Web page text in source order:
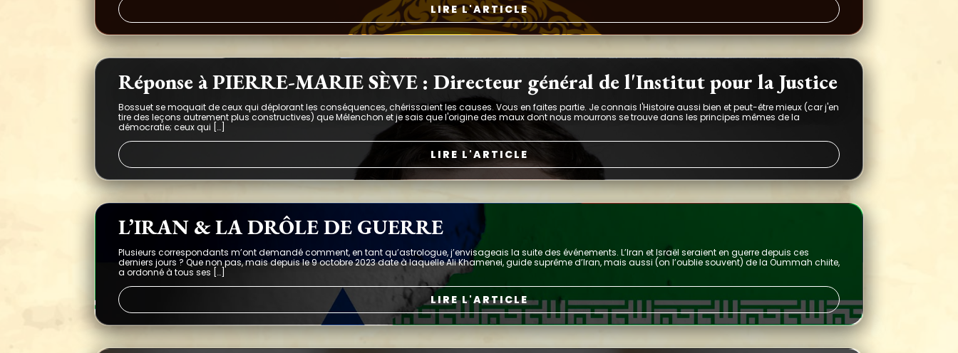
LIRE L'ARTICLE
Réponse à PIERRE-MARIE SÈVE : Directeur général de l'Institut pour la Justice
Bossuet se moquait de ceux qui déplorant les conséquences, chérissaient les causes. Vous en faites partie. Je connais l'Histoire aussi bien et peut-être mieux (car j'en
tire des leçons autrement plus constructives) que Mélenchon et je sais que l'origine des maux dont nous mourrons se trouve dans les principes mêmes de la
démocratie; ceux qui […]
LIRE L'ARTICLE
L’IRAN & LA DRÔLE DE GUERRE
Plusieurs correspondants m’ont demandé comment, en tant qu’astrologue, j’envisageais la suite des événements. L’Iran et Israël seraient en guerre depuis ces
derniers jours ? Que non pas, mais depuis le 9 octobre 2023 date à laquelle Ali Khamenei, guide suprême d’Iran, mais aussi (on l’oublie souvent) de la Oummah chiite,
a ordonné à tous ses […]
LIRE L'ARTICLE